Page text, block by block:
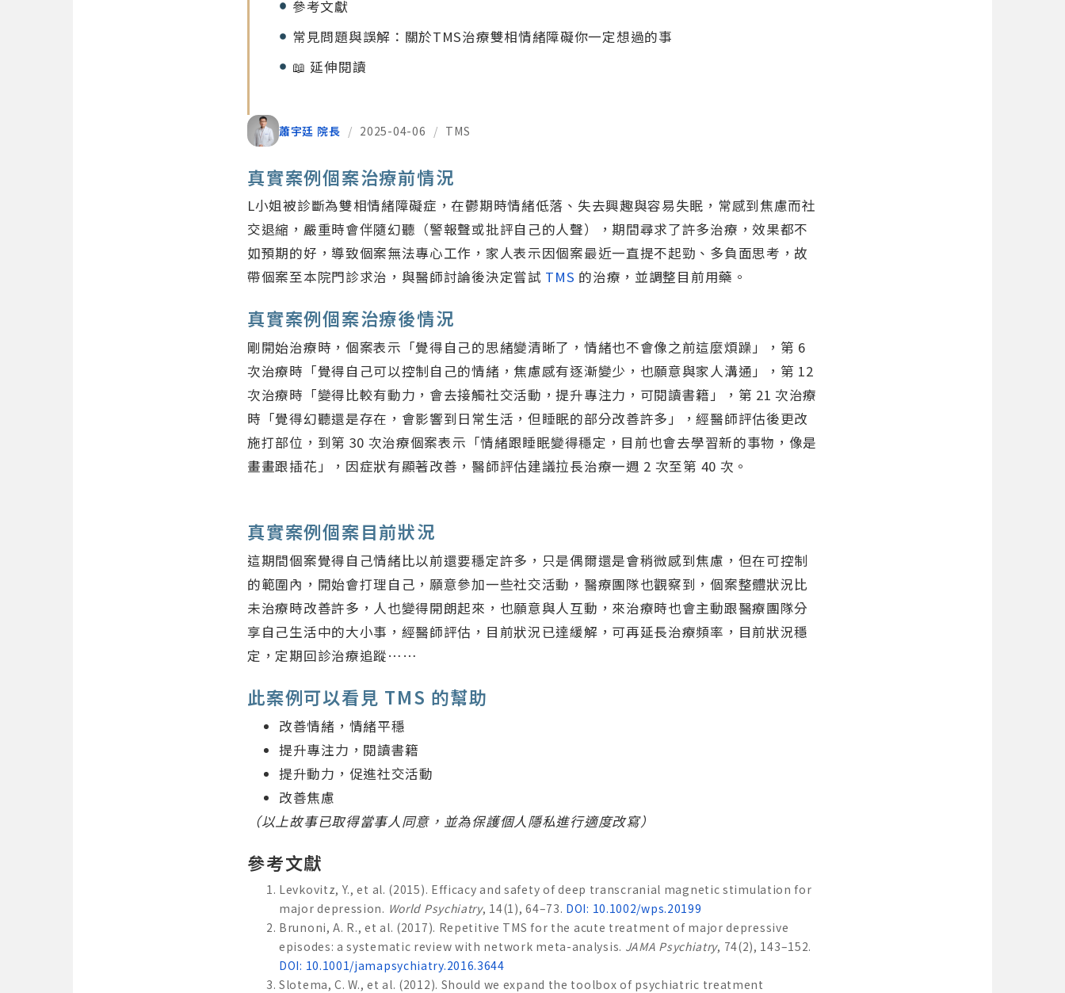
參考文獻
常見問題與誤解：關於TMS治療雙相情緒障礙你一定想過的事
📖 延伸閱讀
蕭宇廷 院長 / 2025-04-06 / TMS
真實案例個案治療前情況
L小姐被診斷為雙相情緒障礙症，在鬱期時情緒低落、失去興趣與容易失眠，常感到焦慮而社
交退縮，嚴重時會伴隨幻聽（警報聲或批評自己的人聲），期間尋求了許多治療，效果都不
如預期的好，導致個案無法專心工作，家人表示因個案最近一直提不起勁、多負面思考，故
帶個案至本院門診求治，與醫師討論後決定嘗試 TMS 的治療，並調整目前用藥。
真實案例個案治療後情況
剛開始治療時，個案表示「覺得自己的思緒變清晰了，情緒也不會像之前這麼煩躁」，第 6
次治療時「覺得自己可以控制自己的情緒，焦慮感有逐漸變少，也願意與家人溝通」，第 12
次治療時「變得比較有動力，會去接觸社交活動，提升專注力，可閱讀書籍」，第 21 次治療
時「覺得幻聽還是存在，會影響到日常生活，但睡眠的部分改善許多」，經醫師評估後更改
施打部位，到第 30 次治療個案表示「情緒跟睡眠變得穩定，目前也會去學習新的事物，像是
畫畫跟插花」，因症狀有顯著改善，醫師評估建議拉長治療一週 2 次至第 40 次。
真實案例個案目前狀況
這期間個案覺得自己情緒比以前還要穩定許多，只是偶爾還是會稍微感到焦慮，但在可控制
的範圍內，開始會打理自己，願意參加一些社交活動，醫療團隊也觀察到，個案整體狀況比
未治療時改善許多，人也變得開朗起來，也願意與人互動，來治療時也會主動跟醫療團隊分
享自己生活中的大小事，經醫師評估，目前狀況已達緩解，可再延長治療頻率，目前狀況穩
定，定期回診治療追蹤……
此案例可以看見 TMS 的幫助
改善情緒，情緒平穩
提升專注力，閱讀書籍
提升動力，促進社交活動
改善焦慮
（以上故事已取得當事人同意，並為保護個人隱私進行適度改寫）
參考文獻
Levkovitz, Y., et al. (2015). Efficacy and safety of deep transcranial magnetic stimulation for
major depression. World Psychiatry, 14(1), 64–73. DOI: 10.1002/wps.20199
Brunoni, A. R., et al. (2017). Repetitive TMS for the acute treatment of major depressive
episodes: a systematic review with network meta-analysis. JAMA Psychiatry, 74(2), 143–152.
DOI: 10.1001/jamapsychiatry.2016.3644
Slotema, C. W., et al. (2012). Should we expand the toolbox of psychiatric treatment